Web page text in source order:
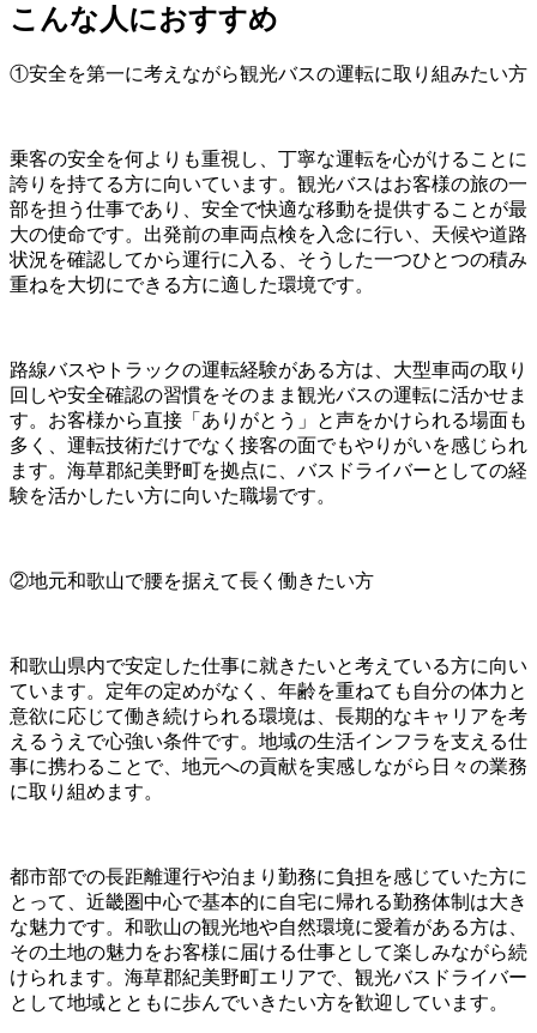
こんな人におすすめ
①安全を第一に考えながら観光バスの運転に取り組みたい方
乗客の安全を何よりも重視し、丁寧な運転を心がけることに
誇りを持てる方に向いています。観光バスはお客様の旅の一
部を担う仕事であり、安全で快適な移動を提供することが最
大の使命です。出発前の車両点検を入念に行い、天候や道路
状況を確認してから運行に入る、そうした一つひとつの積み
重ねを大切にできる方に適した環境です。
路線バスやトラックの運転経験がある方は、大型車両の取り
回しや安全確認の習慣をそのまま観光バスの運転に活かせま
す。お客様から直接「ありがとう」と声をかけられる場面も
多く、運転技術だけでなく接客の面でもやりがいを感じられ
ます。海草郡紀美野町を拠点に、バスドライバーとしての経
験を活かしたい方に向いた職場です。
②地元和歌山で腰を据えて長く働きたい方
和歌山県内で安定した仕事に就きたいと考えている方に向い
ています。定年の定めがなく、年齢を重ねても自分の体力と
意欲に応じて働き続けられる環境は、長期的なキャリアを考
えるうえで心強い条件です。地域の生活インフラを支える仕
事に携わることで、地元への貢献を実感しながら日々の業務
に取り組めます。
都市部での長距離運行や泊まり勤務に負担を感じていた方に
とって、近畿圏中心で基本的に自宅に帰れる勤務体制は大き
な魅力です。和歌山の観光地や自然環境に愛着がある方は、
その土地の魅力をお客様に届ける仕事として楽しみながら続
けられます。海草郡紀美野町エリアで、観光バスドライバー
として地域とともに歩んでいきたい方を歓迎しています。